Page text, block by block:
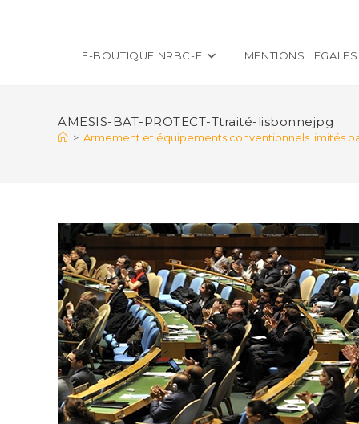
E-BOUTIQUE NRBC-E MENTIONS LEGALES
AMESIS-BAT-PROTECT-Ttraité-lisbonnejpg
> Armement et équipements conventionnels limités